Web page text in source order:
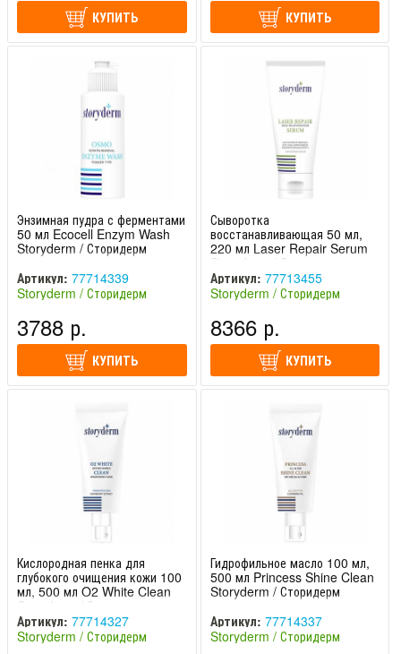
КУПИТЬ КУПИТЬ
Энзимная пудра с ферментами
50 мл Ecocell Enzym Wash
Storyderm / Сторидерм
Артикул: 77714339
Storyderm / Сторидерм
3788 р.
КУПИТЬ
Сыворотка
восстанавливающая 50 мл,
220 мл Laser Repair Serum
Storyderm / Сторидерм
Артикул: 77713455
Storyderm / Сторидерм
8366 р.
КУПИТЬ
Кислородная пенка для
глубокого очищения кожи 100
мл, 500 мл O2 White Clean
Storyderm / Сторидерм
Артикул: 77714327
Storyderm / Сторидерм
Гидрофильное масло 100 мл,
500 мл Princess Shine Clean
Storyderm / Сторидерм
Артикул: 77714337
Storyderm / Сторидерм